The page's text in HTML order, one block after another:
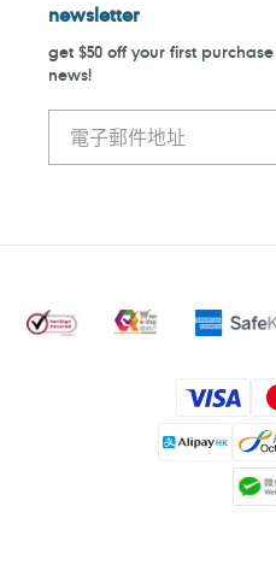
newsletter
get $50 off your first
news!